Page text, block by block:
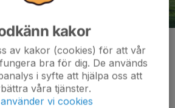
kakor
av kakor (cookies) för att vår
bra för dig. De används
i syfte att hjälpa oss att
våra tjänster.
vi cookies